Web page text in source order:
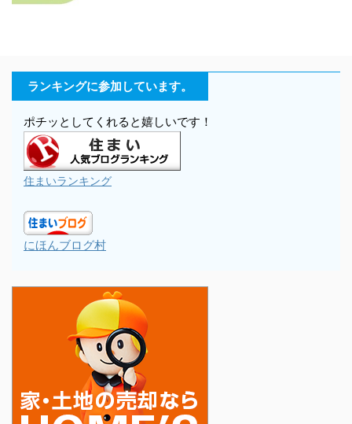
ランキングに参加しています。
ポチッとしてくれると嬉しいです！
住まいランキング
にほんブログ村